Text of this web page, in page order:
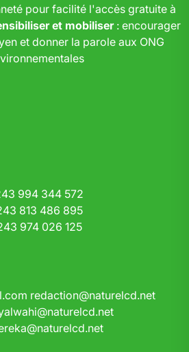
pour facilité l'accès gratuite à
et mobiliser: encourager
et donner la parole aux ONG
994 344 572
813 486 895
974 026 125
redaction@naturelcd.net